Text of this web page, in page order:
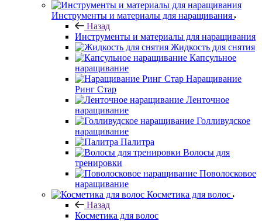
Инструменты и материалы для наращивания
Назад
Инструменты и материалы для наращивания
Жидкость для снятия
Капсульное
наращивание
Наращивание
Ринг Стар
Ленточное
наращивание
Голливудское
наращивание
Палитра
Волосы для
тренировки
Поволосковое
наращивание
Косметика для волос
Назад
Косметика для волос